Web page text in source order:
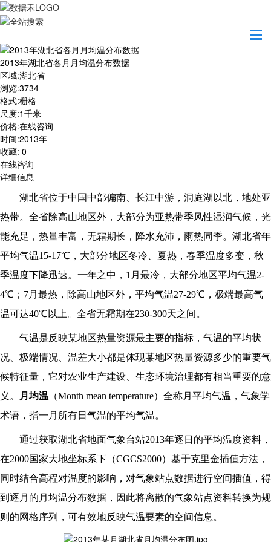
2013年湖北省各月月均温分布数据
区域:湖北省
浏览:3734
格式:栅格
尺度:1千米
价格:在线咨询
时间:2013年
收藏: 0
在线咨询
详细信息
湖北省位于中国中部偏南、长江中游，洞庭湖以北，地处亚
热带。全省除高山地区外，大部分为亚热带季风性湿润气候，光
能充足，热量丰富，无霜期长，降水充沛，雨热同季。湖北省年
平均气温15-17℃，大部分地区冬冷、夏热，春季温度多变，秋
季温度下降迅速。一年之中，1月最冷，大部分地区平均气温2-
4℃；7月最热，除高山地区外，平均气温27-29℃，极端最高气
温可达40℃以上。全省无霜期在230-300天之间。
气温是反映某地区热量资源最主要的指标，气温的平均状
况、极端情况、温差大小都是体现某地区热量资源多少的重要气
候特征量，它对农业生产建设、生态环境治理都有相当重要的意
义。
月均温 （Month mean temperature）全称月平均气温，气象学
术语，指一月所有日气温的平均气温。
通过获取湖北省地面气象台站2013年逐日的平均温度资料，
在2000国家大地坐标系下（CGCS2000）基于克里金插值方法，
同时结合高程对温度的影响，对气象站点数据进行空间插值，得
到逐月的月均温分布数据，因此将离散的气象站点资料转换为规
则的网格序列，可有效地反映气温要素的空间信息。